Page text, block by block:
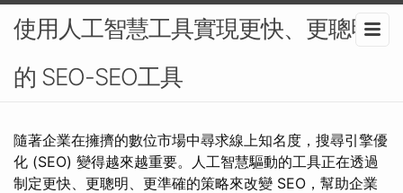
使用人工智慧工具實現更快、更聰明
的 SEO-SEO工具
隨著企業在擁擠的數位市場中尋求線上知名度，搜尋引擎優
化 (SEO) 變得越來越重要。人工智慧驅動的工具正在透過
制定更快、更聰明、更準確的策略來改變 SEO，幫助企業